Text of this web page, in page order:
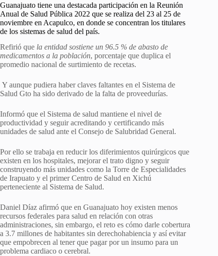
Guanajuato tiene una destacada participación en la Reunión
Anual de Salud Pública 2022 que se realiza del 23 al 25 de
noviembre en Acapulco, en donde se concentran los titulares
de los sistemas de salud del país.
Refirió que la entidad sostiene un 96.5 % de abasto de
medicamentos a la población, porcentaje que duplica el
promedio nacional de surtimiento de recetas.
Y aunque pudiera haber claves faltantes en el Sistema de
Salud Gto ha sido derivado de la falta de proveedurías.
Informó que el Sistema de salud mantiene el nivel de
productividad y seguir acreditando y certificando más
unidades de salud ante el Consejo de Salubridad General.
Por ello se trabaja en reducir los diferimientos quirúrgicos que
existen en los hospitales, mejorar el trato digno y seguir
construyendo más unidades como la Torre de Especialidades
de Irapuato y el primer Centro de Salud en Xichú
perteneciente al Sistema de Salud.
Daniel Díaz afirmó que en Guanajuato hoy existen menos
recursos federales para salud en relación con otras
administraciones, sin embargo, el reto es cómo darle cobertura
a 3.7 millones de habitantes sin derechohabiencia y así evitar
que empobrecen al tener que pagar por un insumo para un
problema cardiaco o cerebral.